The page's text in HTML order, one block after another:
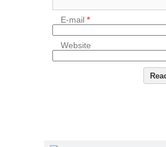
E-mail*
Website